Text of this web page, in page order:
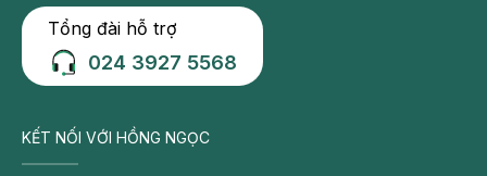
Tổng đài hỗ trợ
024 3927 5568
KẾT NỐI VỚI HỒNG NGỌC